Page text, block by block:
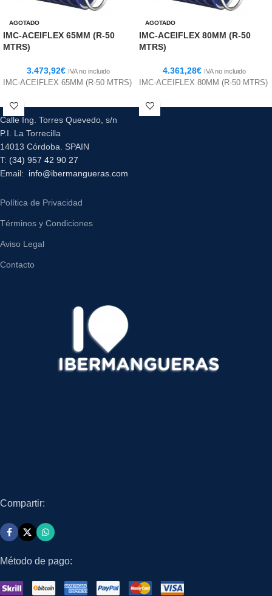
AGOTADO
IMC-ACEIFLEX 65MM (R-50
MTRS)
3.473,92€ IVA no incluido
IMC-ACEIFLEX 65MM (R-50 MTRS)
AGOTADO
IMC-ACEIFLEX 80MM (R-50
MTRS)
4.361,28€ IVA no incluido
IMC-ACEIFLEX 80MM (R-50 MTRS)
Calle Ing. Torres Quevedo, s/n
P.I. La Torrecilla
14013 Córdoba. SPAIN
T: (34) 957 42 90 27
Email: info@ibermangueras.com
Política de Privacidad
Términos y Condiciones
Aviso Legal
Contacto
Compartir:
Método de pago: